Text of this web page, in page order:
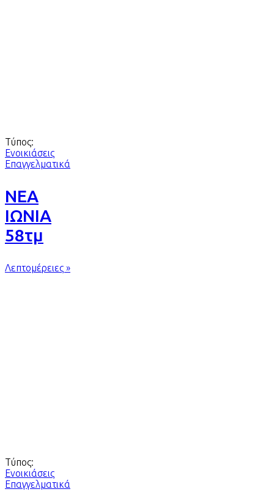
Τύπος:
Ενοικιάσεις
Επαγγελματικά
ΝΕΑ
ΙΩΝΙΑ
58τμ
Λεπτομέρειες »
Τύπος:
Ενοικιάσεις
Επαγγελματικά